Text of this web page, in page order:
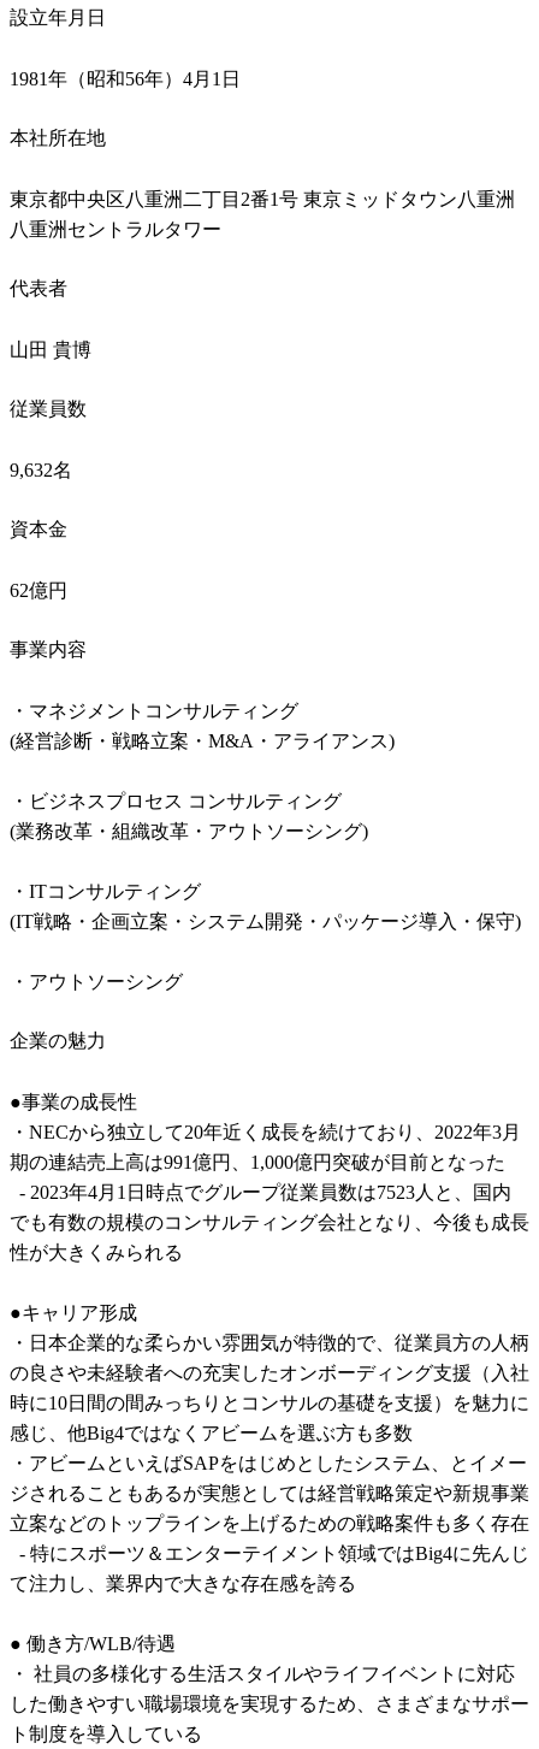
設立年月日
1981年（昭和56年）4月1日
本社所在地
東京都中央区八重洲二丁目2番1号 東京ミッドタウン八重洲
八重洲セントラルタワー
代表者
山田 貴博
従業員数
9,632名
資本金
62億円
事業内容
・マネジメントコンサルティング
(経営診断・戦略立案・M&A・アライアンス)
・ビジネスプロセス コンサルティング
(業務改革・組織改革・アウトソーシング)
・ITコンサルティング
(IT戦略・企画立案・システム開発・パッケージ導入・保守)
・アウトソーシング
企業の魅力
●事業の成長性
・NECから独立して20年近く成長を続けており、2022年3月
期の連結売上高は991億円、1,000億円突破が目前となった
でも有数の規模のコンサルティング会社となり、今後も成長
性が大きくみられる
●キャリア形成
・日本企業的な柔らかい雰囲気が特徴的で、従業員方の人柄
の良さや未経験者への充実したオンボーディング支援（入社
時に10日間の間みっちりとコンサルの基礎を支援）を魅力に
感じ、他Big4ではなくアビームを選ぶ方も多数
・アビームといえばSAPをはじめとしたシステム、とイメー
ジされることもあるが実態としては経営戦略策定や新規事業
立案などのトップラインを上げるための戦略案件も多く存在
て注力し、業界内で大きな存在感を誇る
● 働き方/WLB/待遇
・ 社員の多様化する生活スタイルやライフイベントに対応
した働きやすい職場環境を実現するため、さまざまなサポー
ト制度を導入している